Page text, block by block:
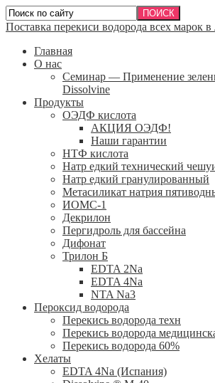
Поставка перекиси водорода всех марок
Главная
О нас
Семинар — Применение
Dissolvine
Продукты
ОЭДФ кислота
АКЦИЯ ОЭДФ!
Наши гарантии
НТФ кислота
Натр едкий технический
Натр едкий гранулированный
Метасиликат натрия
ИОМС-1
Декрилон
Пергидроль для бассейна
Дифонат
Трилон Б
EDTA 2Na
EDTA 4Na
NTA Na3
Пероксид водорода
Перекись водорода техн
Перекись водорода
Перекись водорода 60%
Хелаты
ЕDTA 4Na (Испания)